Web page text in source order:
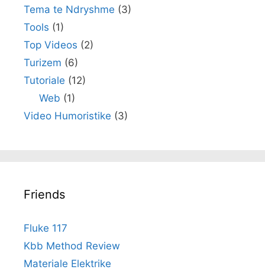
Tema te Ndryshme (3)
Tools (1)
Top Videos (2)
Turizem (6)
Tutoriale (12)
Web (1)
Video Humoristike (3)
Friends
Fluke 117
Kbb Method Review
Materiale Elektrike